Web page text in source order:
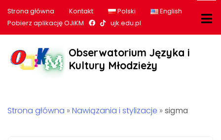
Strona główna Kontakt Polski
English
Pobierz aplikację OJiKM
Nasz profil na Facebook
Nasz profil na tiktok
ujk.edu.pl
Obserwatorium Języka i
Kultury Młodzieży
Strona główna » Nawiązania i stylizacje » sigma